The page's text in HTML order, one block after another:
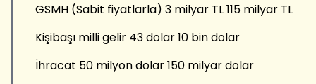
GSMH (Sabit fiyatlarla) 3 milyar TL 115 milyar TL
Kişibaşı milli gelir 43 dolar 10 bin dolar
İhracat 50 milyon dolar 150 milyar dolar